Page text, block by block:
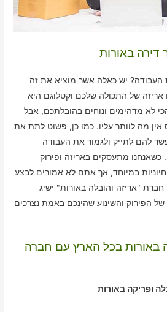
דירה באורות
העבודה? יש כאלה אשר מוציא את זה
של התכולה שלכם וקטלוגם היא
לא מדהימים ונוחים בהובלתכם, אבל
מה לוותר עליו. כמו כן, פשוט לתת את
להם לתייק ולגמור את העבודה
מתעסקים באריזה ופירוק
במיוחד, אך אתם לא אמורים לבצע
חברת "אריזה והובלה באורות" ישיג
הפירוק והשינוע שהינכם באמת נצרכים
באורות בכל הארץ עם חברה
ופריקה באורות